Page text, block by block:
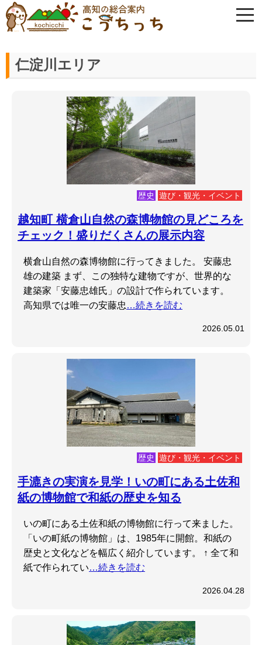
仁淀川エリア
歴史 遊び・観光・イベント
越知町 横倉山自然の森博物館の見どころを
チェック！盛りだくさんの展示内容
横倉山自然の森博物館に行ってきました。 安藤忠
雄の建築 まず、この独特な建物ですが、世界的な
建築家「安藤忠雄氏」の設計で作られています。
高知県では唯一の安藤忠 …続きを読む
2026.05.01
歴史 遊び・観光・イベント
手漉きの実演を見学！いの町にある土佐和
紙の博物館で和紙の歴史を知る
いの町にある土佐和紙の博物館に行って来ました。
「いの町紙の博物館」は、1985年に開館。和紙の
歴史と文化などを幅広く紹介しています。 ↑ 全て和
紙で作られてい…続きを読む
2026.04.28